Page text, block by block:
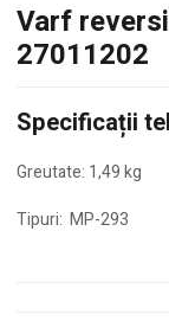
Varf
27011202
Specificații
Greutate: 1,49 kg
Tipuri: MP-293